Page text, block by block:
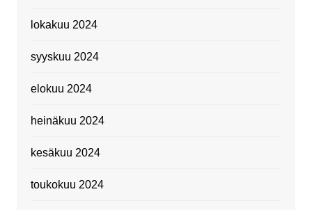
lokakuu 2024
syyskuu 2024
elokuu 2024
heinäkuu 2024
kesäkuu 2024
toukokuu 2024